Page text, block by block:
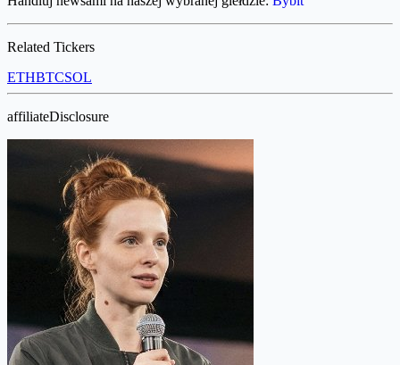
Related Tickers
ETHBTCSOL
affiliateDisclosure